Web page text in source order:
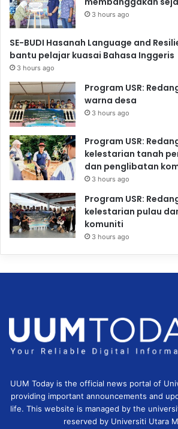
3 hours ago
SE-BUDI Hasanah Language and
bantu pelajar kuasai Bahasa Inggeris
3 hours ago
Program USR:
warna desa
3 hours ago
Program USR:
kelestarian tanah
dan penglibatan
3 hours ago
Program USR:
kelestarian pulau
komuniti
3 hours ago
UUM Today is the official news portal of
providing important announcements and
life. This website is managed by the
reserved by Universiti Utara